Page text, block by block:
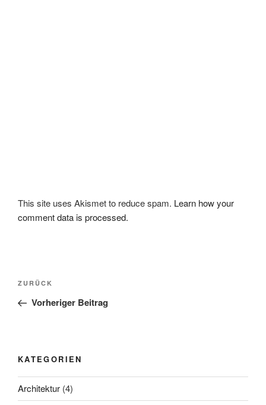
This site uses Akismet to reduce spam. Learn how your
comment data is processed.
Beitragsnavigation
Vorheriger
Beitrag
ZURÜCK
Vorheriger Beitrag
KATEGORIEN
Architektur (4)